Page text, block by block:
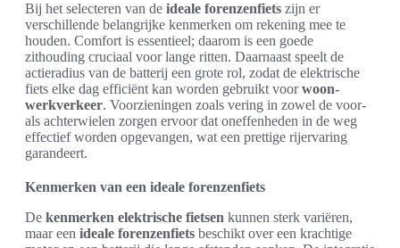
Bij het selecteren van de ideale forenzenfiets zijn er
verschillende belangrijke kenmerken om rekening mee te
houden. Comfort is essentieel; daarom is een goede
zithouding cruciaal voor lange ritten. Daarnaast speelt de
actieradius van de batterij een grote rol, zodat de elektrische
fiets elke dag efficiënt kan worden gebruikt voorwoon-
werkverkeer. Voorzieningen zoals vering in zowel de voor-
als achterwielen zorgen ervoor dat oneffenheden in de weg
effectief worden opgevangen, wat een prettige rijervaring
garandeert.
Kenmerken van een ideale forenzenfiets
De kenmerken elektrische fietsen kunnen sterk variëren,
maar een ideale forenzenfiets beschikt over een krachtige